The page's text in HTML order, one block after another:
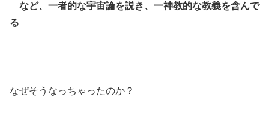
など、 一者的な宇宙論を説き、一神教的な教義を含んで
る
なぜそうなっちゃったのか？